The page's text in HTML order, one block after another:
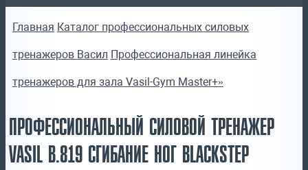
Главная Каталог профессиональных силовых
тренажеров Васил Профессиональная линейка
тренажеров для зала Vasil-Gym Master+»
ПРОФЕССИОНАЛЬНЫЙ СИЛОВОЙ ТРЕНАЖЕР
VASIL B.819 СГИБАНИЕ НОГ BLACKSTEP